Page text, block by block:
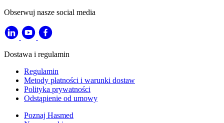
Obserwuj nasze social media
Dostawa i regulamin
Regulamin
Metody płatności i warunki dostaw
Polityka prywatności
Odstąpienie od umowy
Poznaj Hasmed